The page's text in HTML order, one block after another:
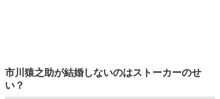
市川猿之助が結婚しないのはストーカーのせ
い？